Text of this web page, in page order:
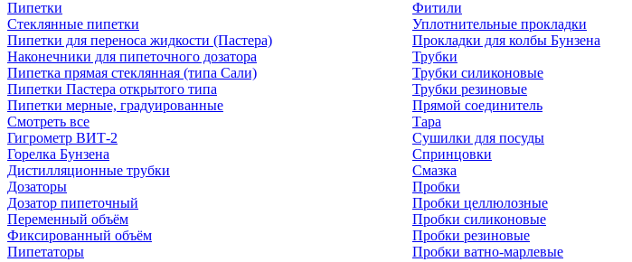
Пипетки
Стеклянные пипетки
Пипетки для переноса жидкости (Пастера)
Наконечники для пипеточного дозатора
Пипетка прямая стеклянная (типа Сали)
Пипетки Пастера открытого типа
Пипетки мерные, градуированные
Смотреть все
Гигрометр ВИТ-2
Горелка Бунзена
Дистилляционные трубки
Дозаторы
Дозатор пипеточный
Переменный объём
Фиксированный объём
Пипетаторы
Фитили
Уплотнительные прокладки
Прокладки для колбы Бунзена
Трубки
Трубки силиконовые
Трубки резиновые
Прямой соединитель
Тара
Сушилки для посуды
Спринцовки
Смазка
Пробки
Пробки целлюлозные
Пробки силиконовые
Пробки резиновые
Пробки ватно-марлевые